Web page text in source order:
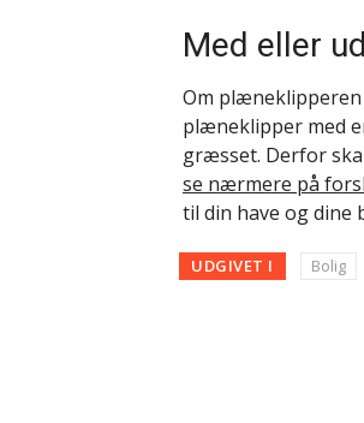
Med eller
Om plæneklipperen
plæneklipper med
græsset. Derfor
se nærmere på
til din have og dine
UDGIVET I Bolig